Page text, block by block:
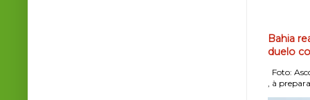
Bahia
duelo
Foto:
, à